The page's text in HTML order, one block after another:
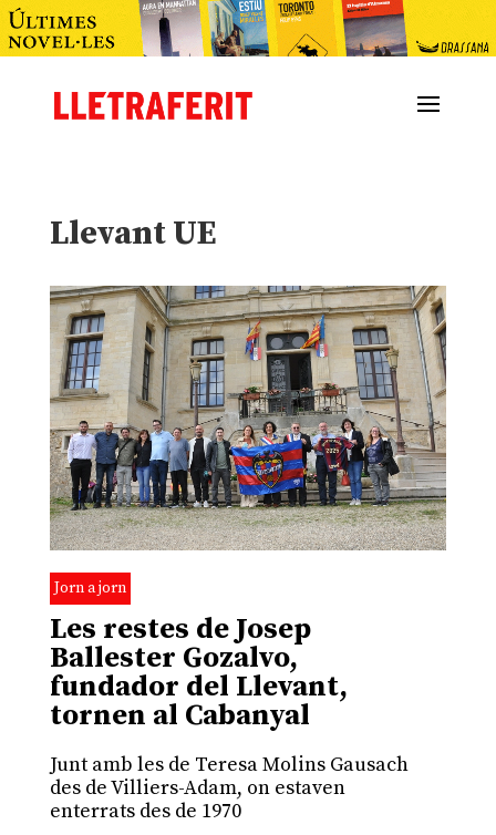
Llevant UE
Jorn a jorn
Les restes de Josep
Ballester Gozalvo,
fundador del Llevant,
tornen al Cabanyal
Junt amb les de Teresa Molins Gausach
des de Villiers-Adam, on estaven
enterrats des de 1970